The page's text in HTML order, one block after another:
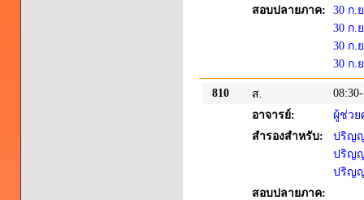
สอบปลายภาค:
30 ก.
30 ก.
30 ก.
30 ก.
810 ส.
อาจารย์:
ผู้ช่วย
สำรองสำหรับ:
ปริญญ
ปริญ
ปริญญ
สอบปลายภาค: